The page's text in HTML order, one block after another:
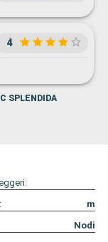
4
SPLENDIDA
m
Nodi